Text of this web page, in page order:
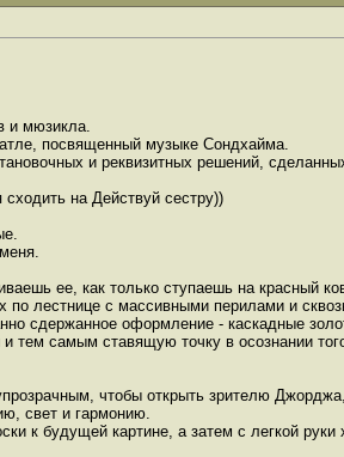
и мюзикла.
посвященный музыке Сондхайма.
и реквизитных решений,
на Действуй сестру))
ее, как только ступаешь на красный
лестнице с массивными перилами и
сдержанное оформление - каскадные
тем самым ставящую точку в осознании
чтобы открыть зрителю
свет и гармонию.
к будущей картине, а затем с легкой